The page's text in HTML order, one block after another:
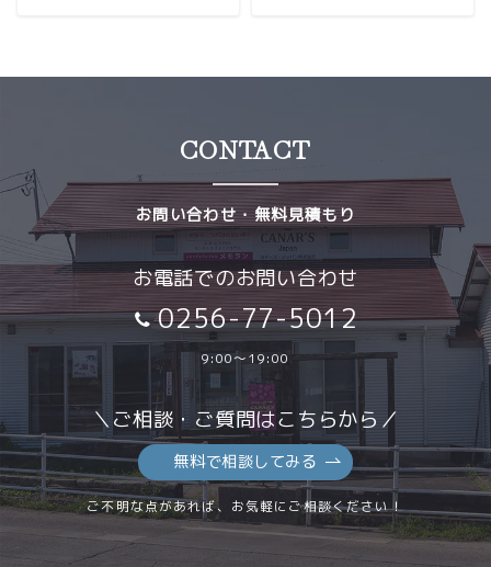
CONTACT
お問い合わせ・無料見積もり
お電話でのお問い合わせ
0256-77-5012
9:00～19:00
＼ご相談・ご質問はこちらから／
無料で相談してみる
ご不明な点があれば、お気軽にご相談ください！